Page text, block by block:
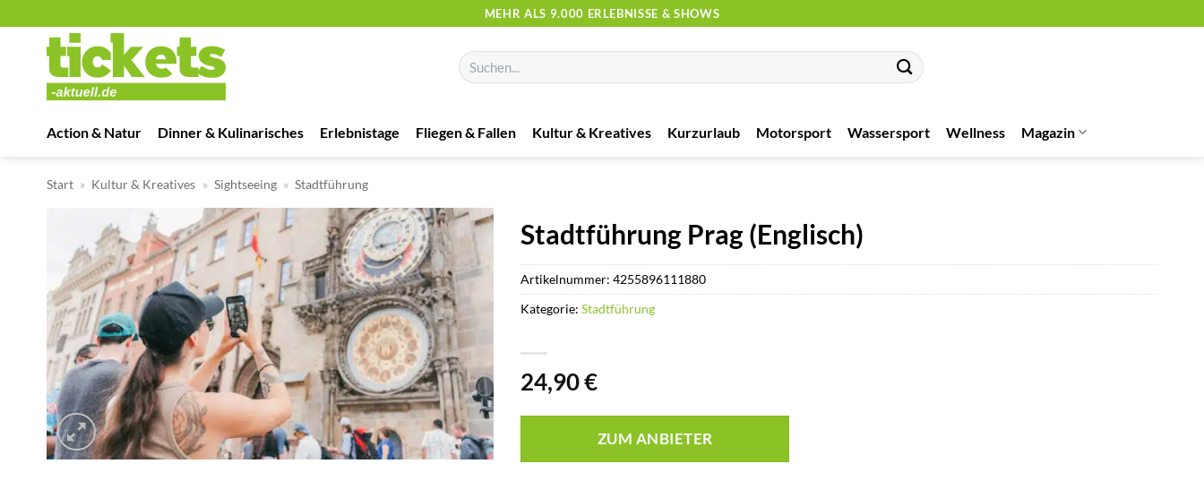
springen
MEHR ALS 9.000 ERLEBNISSE & SHOWS
Suchen
nach:
Action & Natur Dinner & Kulinarisches Erlebnistage Fliegen & Fallen Kultur & Kreatives Kurzurlaub Motorsport Wassersport Wellness Magazin
Start » Kultur & Kreatives » Sightseeing » Stadtführung
Stadtführung Prag (Englisch)
24,90€
ZUM ANBIETER
Artikelnummer:4255896111880
Kategorie:Stadtführung